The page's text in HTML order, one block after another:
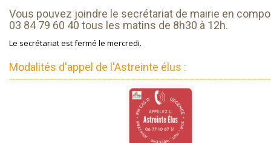
Vous pouvez joindre le secrétariat de mairie en
03 84 79 60 40 tous les matins de 8h30 à 12h.
Le secrétariat est fermé le mercredi.
Modalités d'appel de l'Astreinte élus :